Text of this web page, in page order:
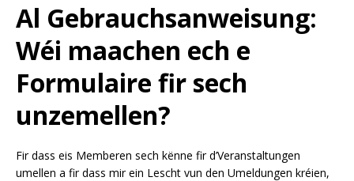
Al Gebrauchsanweisung:
Wéi maachen ech e
Formulaire fir sech
unzemellen?
Fir dass eis Memberen sech kënne fir d’Veranstaltungen
umellen a fir dass mir ein Lescht vun den Umeldungen kréien,